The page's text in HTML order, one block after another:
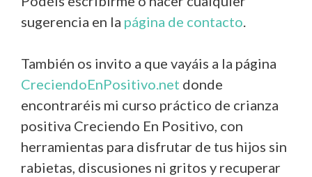
sugerencia en la página de contacto.
También os invito a que vayáis a la página
CreciendoEnPositivo.net donde
encontraréis mi curso práctico de crianza
positiva Creciendo En Positivo, con
herramientas para disfrutar de tus hijos sin
rabietas, discusiones ni gritos y recuperar